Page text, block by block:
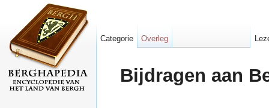
Bijdragen aan
Categorie Overleg